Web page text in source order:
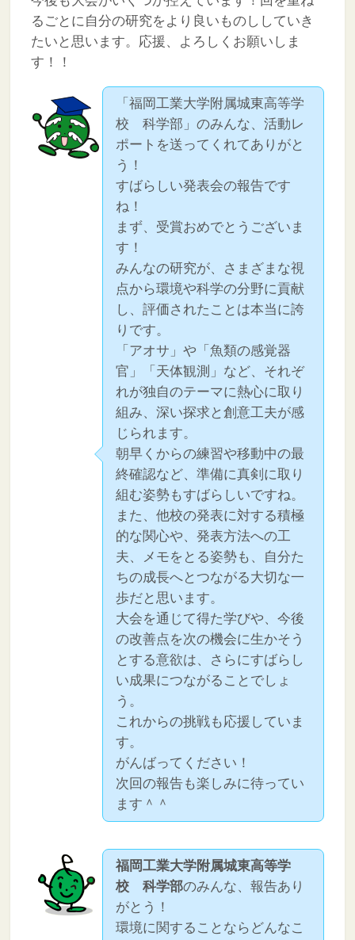
るごとに自分の研究をより良いものししていき
たいと思います。応援、よろしくお願いしま
す！！
「福岡工業大学附属城東高等学
校 科学部」のみんな、活動レ
ポートを送ってくれてありがと
う！
すばらしい発表会の報告です
ね！
まず、受賞おめでとうございま
す！
みんなの研究が、さまざまな視
点から環境や科学の分野に貢献
し、評価されたことは本当に誇
りです。
「アオサ」や「魚類の感覚器
官」「天体観測」など、それぞ
れが独自のテーマに熱心に取り
組み、深い探求と創意工夫が感
じられます。
朝早くからの練習や移動中の最
終確認など、準備に真剣に取り
組む姿勢もすばらしいですね。
また、他校の発表に対する積極
的な関心や、発表方法への工
夫、メモをとる姿勢も、自分た
ちの成長へとつながる大切な一
歩だと思います。
大会を通じて得た学びや、今後
の改善点を次の機会に生かそう
とする意欲は、さらにすばらし
い成果につながることでしょ
う。
これからの挑戦も応援していま
す。
がんばってください！
次回の報告も楽しみに待ってい
ます＾＾
福岡工業大学附属城東高等学
校 科学部のみんな、報告あり
がとう！
環境に関することならどんなこ